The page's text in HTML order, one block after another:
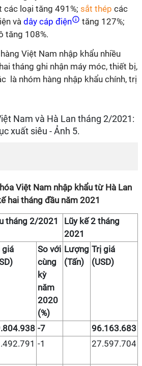
các loại tăng 491%; sắt thép các
và dây cáp điện
tăng 127%;
tăng 108%.
Việt Nam nhập khẩu nhiều
tháng ghi nhận máy móc, thiết bị,
là nhóm hàng nhập khẩu chính, trị
Việt Nam nhập khẩu từ Hà Lan
hai tháng đầu năm 2021
tháng 2/2021
Lũy kế 2 tháng
2021
giá
So với
cùng
kỳ
năm
2020
(%)
Lượng
(Tấn)
Trị giá
(USD)
-7
96.163.683
-1 27.597.704